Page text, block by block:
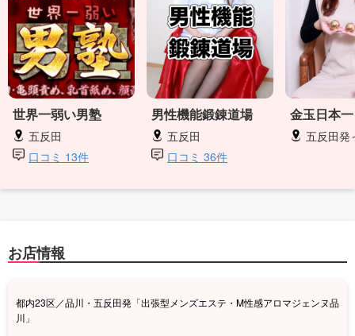
世界一弱い男塾
五反田
口コミ 13件
男性機能鍛錬道場
五反田
口コミ 36件
金玉日本一
五反田発
お店情報
都内23区／品川・五反田発「出張型メンズエステ・M性感アロマジェンヌ品
川」